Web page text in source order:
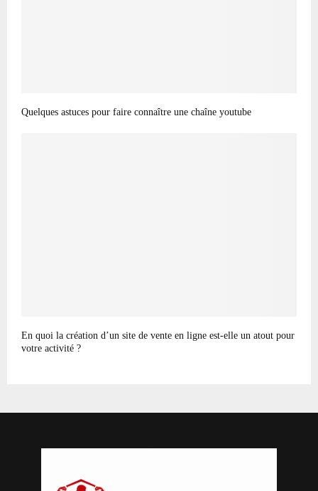
Quelques astuces pour faire connaître une chaîne youtube
En quoi la création d’un site de vente en ligne est-elle un atout pour
votre activité ?